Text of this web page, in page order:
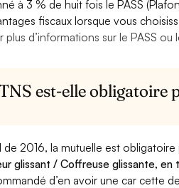
à 3 % de huit fois le PASS
fiscaux lorsque vous
plus d’informations sur le PASS ou
est-elle
de 2016, la mutuelle est
glissant / Coffreuse glissante,
d’en avoir une car cette